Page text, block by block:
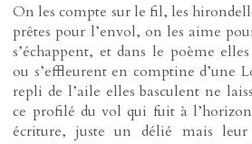
On les compte sur le fil, les
prêtes pour l’envol, on les aime
s’échappent, et dans le poème
ou s’effleurent en comptine d’une
repli de l’aile elles basculent ne
ce profilé du vol qui fuit à
écriture, juste un délié mais